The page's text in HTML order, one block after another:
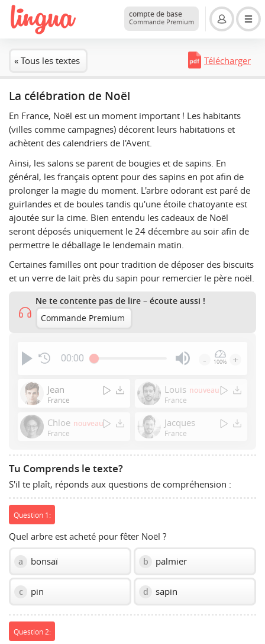
compte de base
Commande Premium
« Tous les textes Télécharger
La célébration de Noël
En France, Noël est un moment important ! Les habitants
(villes comme campagnes) décorent leurs habitations et
achètent des calendriers de l'Avent.
Ainsi, les salons se parent de bougies et de sapins. En
général, les français optent pour des sapins en pot afin de
prolonger la magie du moment. L'arbre odorant est paré de
guirlandes et de boules tandis qu'une étoile chatoyante est
ajoutée sur la cime. Bien entendu les cadeaux de Noël
seront déposés uniquement le 24 décembre au soir afin de
permettre le déballage le lendemain matin.
Certaines familles ont pour tradition de déposer des biscuits
et un verre de lait près du sapin pour remercier le père noël.
Ne te contente pas de lire – écoute aussi !
Commande Premium
00:00
Enter
or
to
show
- 100% +
Jean
France
Louis nouveau
France
Chloe nouveau
France
Jacques
France
Tu Comprends le texte?
S'il te plaît, réponds aux questions de compréhension :
Question 1:
Quel arbre est acheté pour fêter Noël ?
a bonsaï b palmier
c pin d sapin
Question 2: